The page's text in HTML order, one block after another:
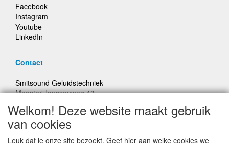
Facebook
Instagram
Youtube
LinkedIn
Contact
Smitsound Geluidstechniek
Meester Janssenweg 43
E-mail: info@smitsound.nl
Telefoon: +31-(0)6-22256322
Welkom! Deze website maakt gebruik
van cookies
Leuk dat je onze site bezoekt. Geef hier aan welke cookies we